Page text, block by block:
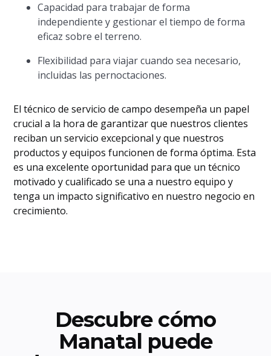
Capacidad para trabajar de forma
independiente y gestionar el tiempo de forma
eficaz sobre el terreno.
Flexibilidad para viajar cuando sea necesario,
incluidas las pernoctaciones.
El técnico de servicio de campo desempeña un papel
crucial a la hora de garantizar que nuestros clientes
reciban un servicio excepcional y que nuestros
productos y equipos funcionen de forma óptima. Esta
es una excelente oportunidad para que un técnico
motivado y cualificado se una a nuestro equipo y
tenga un impacto significativo en nuestro negocio en
crecimiento.
Descubre cómo
Manatal puede